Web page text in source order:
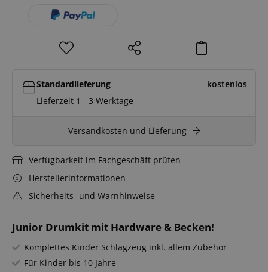
Junior Drumkit mit Hardware & Becken!
Komplettes Kinder Schlagzeug inkl. allem Zubehör
Für Kinder bis 10 Jahre
Standardlieferung
kostenlos
Lieferzeit 1 - 3 Werktage
Versandkosten und Lieferung
Verfügbarkeit im Fachgeschäft prüfen
Herstellerinformationen
Sicherheits- und Warnhinweise